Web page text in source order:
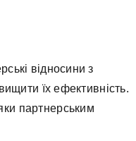
відносини з
їх ефективність.
партнерським